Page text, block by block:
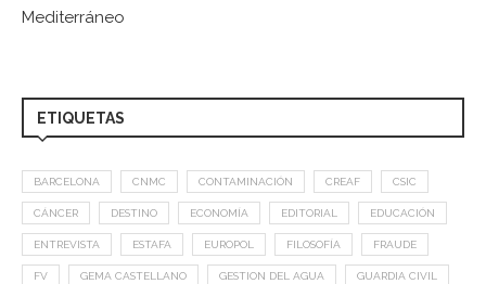
Mediterráneo
ETIQUETAS
BARCELONA CNMC CONTAMINACIÓN CREAF CSIC
CÁNCER DESTINO ECONOMÍA EDITORIAL EDUCACIÓN
ENTREVISTA ESTAFA EUROPOL FILOSOFÍA FRAUDE
FV GEMA CASTELLANO GESTION DEL AGUA GUARDIA CIVIL